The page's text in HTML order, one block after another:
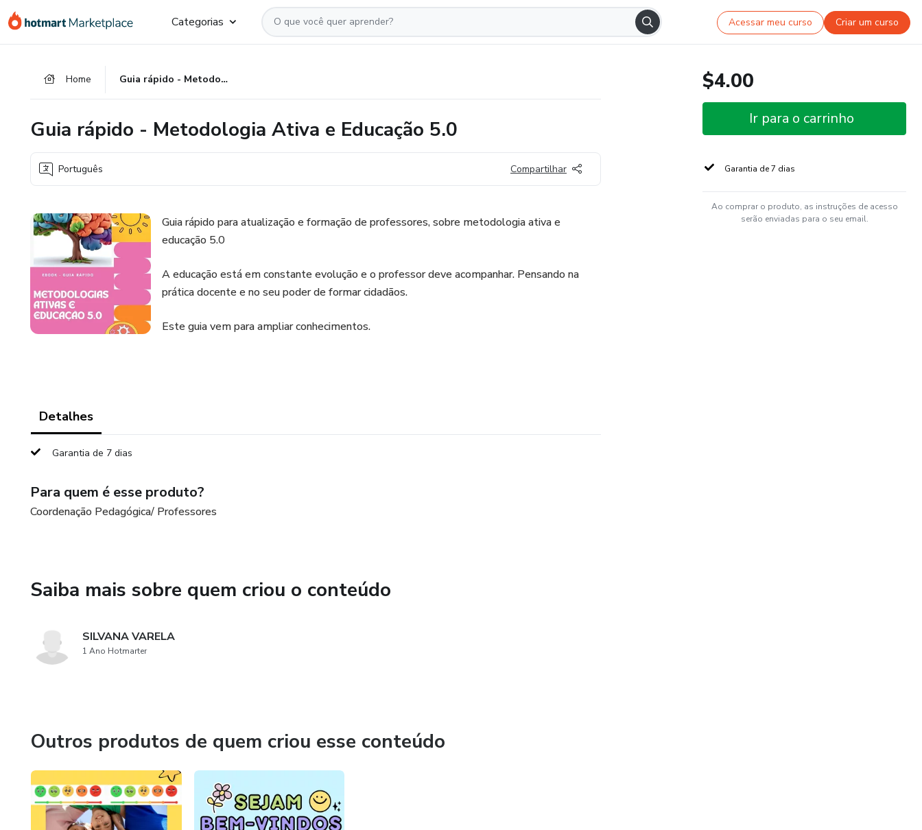
para
para
para
Categorias Acessar meu curso Criar um curso
Home Guia rápido - Metodologia Ativa e Educação 5.0
Guia rápido - Metodologia Ativa e Educação 5.0
Português Compartilhar
Guia rápido para atualização e formação de professores, sobre metodologia ativa e
educação 5.0
A educação está em constante evolução e o professor deve acompanhar. Pensando na
prática docente e no seu poder de formar cidadãos.
Este guia vem para ampliar conhecimentos.
Detalhes
Garantia de 7 dias
Para quem é esse produto?
Coordenação Pedagógica/ Professores
Saiba mais sobre quem criou o conteúdo
SILVANA VARELA
1 Ano Hotmarter
Outros produtos de quem criou esse conteúdo
$4.00
Ir para o carrinho
Garantia de 7 dias
Ao comprar o produto, as instruções de acesso
serão enviadas para o seu email.